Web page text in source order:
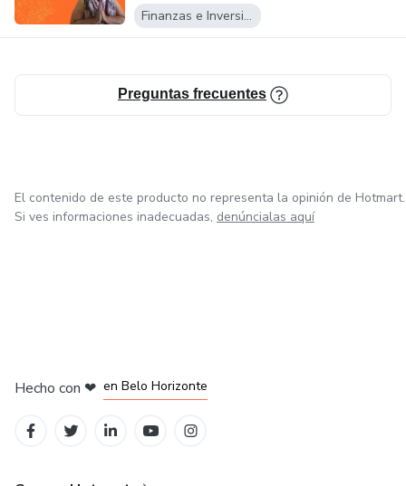
Finanzas e Inversiones
Preguntas frecuentes
El contenido de este producto no representa la opinión de Hotmart.
Si ves informaciones inadecuadas, denúncialas aquí
Hecho con ❤ en Belo Horizonte